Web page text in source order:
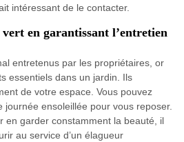
intéressant de le contacter.
en garantissant l’entretien
entretenus par les propriétaires, or
essentiels dans un jardin. Ils
de votre espace. Vous pouvez
journée ensoleillée pour vous reposer.
en garder constamment la beauté, il
au service d’un élagueur